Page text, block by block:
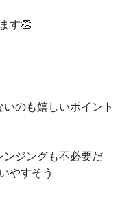
す👏
のも嬉しいポイント
ジングも不必要だ
やすそう